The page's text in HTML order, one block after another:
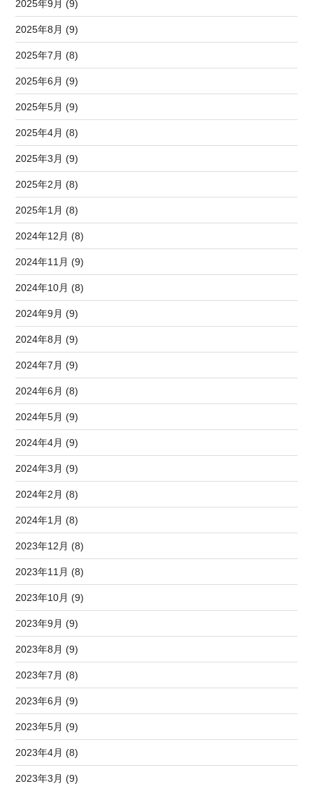
2025年9月 (9)
2025年8月 (9)
2025年7月 (8)
2025年6月 (9)
2025年5月 (9)
2025年4月 (8)
2025年3月 (9)
2025年2月 (8)
2025年1月 (8)
2024年12月 (8)
2024年11月 (9)
2024年10月 (8)
2024年9月 (9)
2024年8月 (9)
2024年7月 (9)
2024年6月 (8)
2024年5月 (9)
2024年4月 (9)
2024年3月 (9)
2024年2月 (8)
2024年1月 (8)
2023年12月 (8)
2023年11月 (8)
2023年10月 (9)
2023年9月 (9)
2023年8月 (9)
2023年7月 (8)
2023年6月 (9)
2023年5月 (9)
2023年4月 (8)
2023年3月 (9)